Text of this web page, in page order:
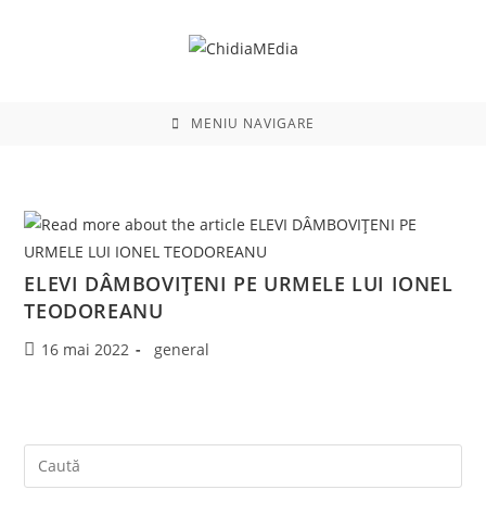
MENIU NAVIGARE
ELEVI DÂMBOVIȚENI PE URMELE LUI IONEL
TEODOREANU
Post16 mai 2022
Post
general